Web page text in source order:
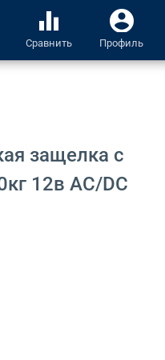
equalizer
Сравнить
account_circle
Профиль
защелка с
12в AC/DC